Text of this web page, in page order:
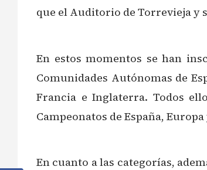
que el Auditorio de Torrevieja y
En estos momentos se han
Comunidades Autónomas de
Francia e Inglaterra. Todos
Campeonatos de España,
En cuanto a las categorías,